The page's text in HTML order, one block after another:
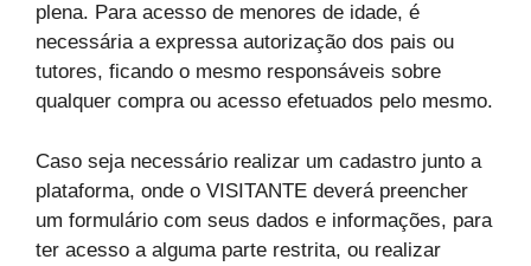
plena. Para acesso de menores de idade, é
necessária a expressa autorização dos pais ou
tutores, ficando o mesmo responsáveis sobre
qualquer compra ou acesso efetuados pelo mesmo.
Caso seja necessário realizar um cadastro junto a
plataforma, onde o VISITANTE deverá preencher
um formulário com seus dados e informações, para
ter acesso a alguma parte restrita, ou realizar